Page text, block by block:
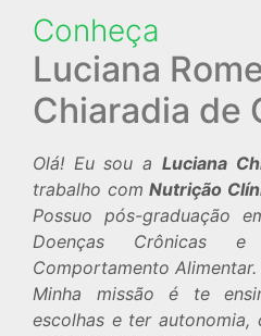
Conheça
Luciana
Chiaradia de
Olá! Eu sou a Luciana
trabalho com Nutrição
Possuo pós-graduação
Doenças Crônicas e
Comportamento Alimentar.
Minha missão é te
escolhas e ter autonomia,